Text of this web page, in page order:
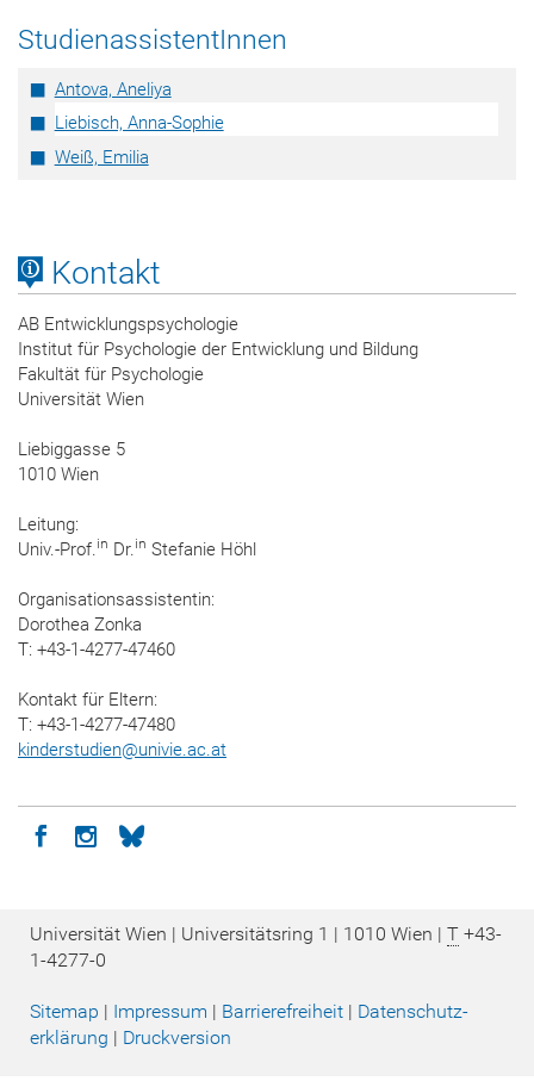
StudienassistentInnen
Antova, Aneliya
Liebisch, Anna-Sophie
Weiß, Emilia
Kontakt
AB Entwicklungspsychologie
Institut für Psychologie der Entwicklung und Bildung
Fakultät für Psychologie
Universität Wien
Liebiggasse 5
1010 Wien
Leitung:
Univ.-Prof.in Dr.in Stefanie Höhl
Organisationsassistentin:
Dorothea Zonka
T: +43-1-4277-47460
Kontakt für Eltern:
T: +43-1-4277-47480
kinderstudien@univie.ac.at
Icon facebook
Icon instagram
Icon bluesky
Universität Wien | Universitätsring 1 | 1010 Wien | T +43-
1-4277-0
Sitemap | Impressum | Barrierefreiheit | Datenschutz­
erklärung | Druckversion